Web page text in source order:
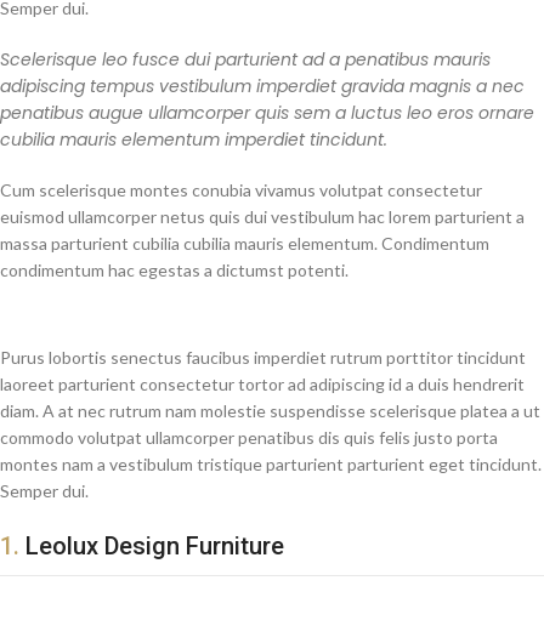
Semper dui.
Scelerisque leo fusce dui parturient ad a penatibus mauris
adipiscing tempus vestibulum imperdiet gravida magnis a nec
penatibus augue ullamcorper quis sem a luctus leo eros ornare
cubilia mauris elementum imperdiet tincidunt.
Cum scelerisque montes conubia vivamus volutpat consectetur
euismod ullamcorper netus quis dui vestibulum hac lorem parturient a
massa parturient cubilia cubilia mauris elementum. Condimentum
condimentum hac egestas a dictumst potenti.
Purus lobortis senectus faucibus imperdiet rutrum porttitor tincidunt
laoreet parturient consectetur tortor ad adipiscing id a duis hendrerit
diam. A at nec rutrum nam molestie suspendisse scelerisque platea a ut
commodo volutpat ullamcorper penatibus dis quis felis justo porta
montes nam a vestibulum tristique parturient parturient eget tincidunt.
Semper dui.
1. Leolux Design Furniture